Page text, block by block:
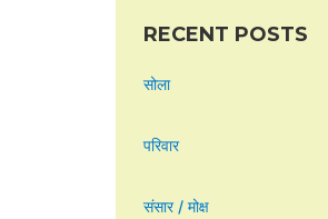
RECENT POSTS
सोला
परिवार
संसार / मोक्ष